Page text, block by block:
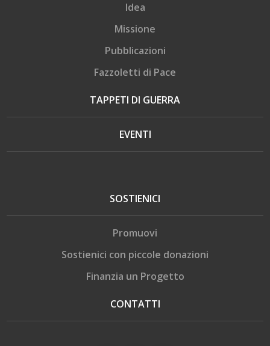
Idea
Missione
Pubblicazioni
Fazzoletti di Pace
TAPPETI DI GUERRA
EVENTI
SOSTIENICI
Promuovi
Sostienici con piccole donazioni
Finanzia un Progetto
CONTATTI